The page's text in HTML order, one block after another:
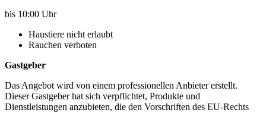
bis 10:00 Uhr
Haustiere nicht erlaubt
Rauchen verboten
Gastgeber
Das Angebot wird von einem professionellen Anbieter erstellt.
Dieser Gastgeber hat sich verpflichtet, Produkte und
Dienstleistungen anzubieten, die den Vorschriften des EU-Rechts